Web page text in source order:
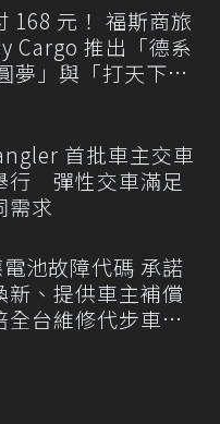
168 元！ 福斯商旅
Cargo 推出「德系
夢」與「打天下」
首批車主交車
行 彈性交車滿足
需求
池故障代碼 承諾
新、提供車主補償
全台維修代步車數